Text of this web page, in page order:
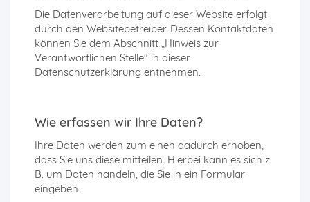
Die Datenverarbeitung auf dieser Website erfolgt
durch den Websitebetreiber. Dessen Kontaktdaten
können Sie dem Abschnitt „Hinweis zur
Verantwortlichen Stelle" in dieser
Datenschutzerklärung entnehmen.
Wie erfassen wir Ihre Daten?
Ihre Daten werden zum einen dadurch erhoben,
dass Sie uns diese mitteilen. Hierbei kann es sich z.
B. um Daten handeln, die Sie in ein Formular
eingeben.